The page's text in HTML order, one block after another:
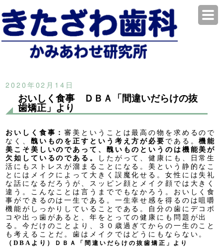
2020年02月14日
おいしく食事 ＤＢＡ「間違いだらけの抜
歯矯正」より
おいしく食事：審美ということは最高の物を求めるので
なく、 醜いものを正すという考え方が必要 である。機能
美こそ美しいのであって、醜いものというのは機能美が
欠如しているのである。
したがって、健康にも、日常生
活にもストレスが溜まることになる。 美という静的なこ
とにはメイクによって大きく誤魔化せる。 女性には失礼
な話になるだろうが、スッピン顔とメイク顔では大きく
違う。
こんなことは言うまででもなかろう。 おいしく食
事ができるのは一生である。 一生幸せ感を得るのは咀嚼
機能がしっかりしていることである。
自分の歯にデコボ
コや出っ歯があると、年をとっての健康にも問題が出
る。 今だけのことより、３０歳過ぎてからの一生のこと
も考えることだ。歯はメイクではどうにもならない。
（DBA より） ＤＢＡ「間違いだらけの抜歯矯正」より